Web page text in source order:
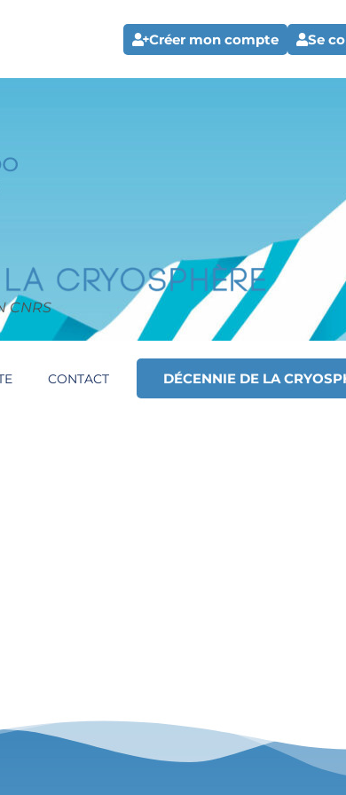
Créer mon compte Se
CNRS
CONTACT DÉCENNIE DE LA